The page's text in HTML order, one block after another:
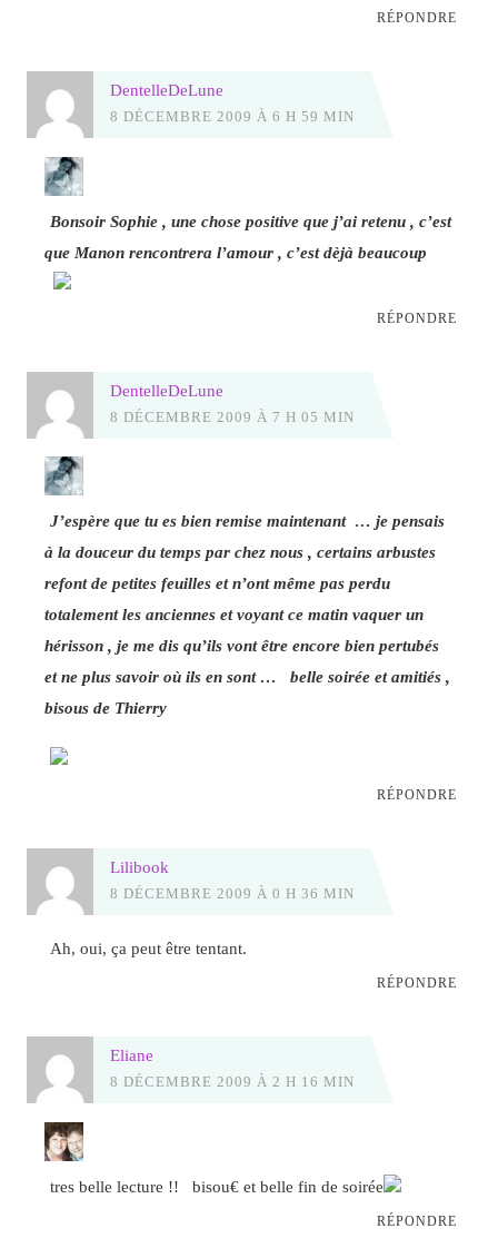
RÉPONDRE
DentelleDeLune
8 DÉCEMBRE 2009 À 6 H 59 MIN
Bonsoir Sophie , une chose positive que j’ai retenu , c’est
que Manon rencontrera l’amour , c’est dèjà beaucoup
RÉPONDRE
DentelleDeLune
8 DÉCEMBRE 2009 À 7 H 05 MIN
J’espère que tu es bien remise maintenant … je pensais
à la douceur du temps par chez nous , certains arbustes
refont de petites feuilles et n’ont même pas perdu
totalement les anciennes et voyant ce matin vaquer un
hérisson , je me dis qu’ils vont être encore bien pertubés
et ne plus savoir où ils en sont … belle soirée et amitiés ,
bisous de Thierry
RÉPONDRE
Lilibook
8 DÉCEMBRE 2009 À 0 H 36 MIN
Ah, oui, ça peut être tentant.
RÉPONDRE
Eliane
8 DÉCEMBRE 2009 À 2 H 16 MIN
tres belle lecture !! bisou€ et belle fin de soirée
RÉPONDRE